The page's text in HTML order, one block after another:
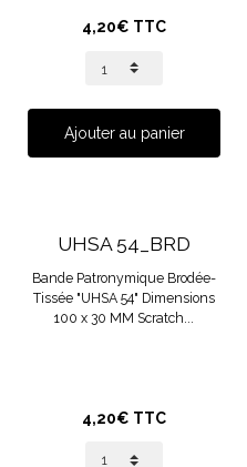
4,20€ TTC
Ajouter au panier
UHSA 54_BRD
Bande Patronymique Brodée-
Tissée "UHSA 54" Dimensions
100 x 30 MM Scratch...
4,20€ TTC